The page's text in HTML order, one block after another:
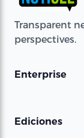
Transparent
perspectives.
Enterprise
Ediciones